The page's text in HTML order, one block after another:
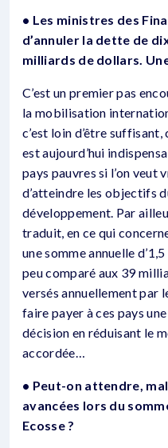
• Les ministres des
d’annuler la dette de
milliards de dollars.
C’est un premier pas
la mobilisation
c’est loin d’être
est aujourd’hui
pays pauvres si l’on
d’atteindre les objectifs
développement. Par
traduit, en ce qui
une somme annuelle
peu comparé aux 39
versés annuellement par
faire payer à ces pays
décision en réduisant le
accordée…
• Peut-on attendre,
avancées lors du
Ecosse ?